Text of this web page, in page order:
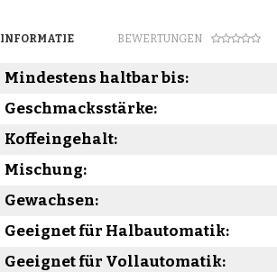
INFORMATIE BEWERTUNGEN
Mindestens haltbar bis:
Geschmacksstärke:
Koffeingehalt:
Mischung:
Gewachsen:
Geeignet für Halbautomatik:
Geeignet für Vollautomatik: